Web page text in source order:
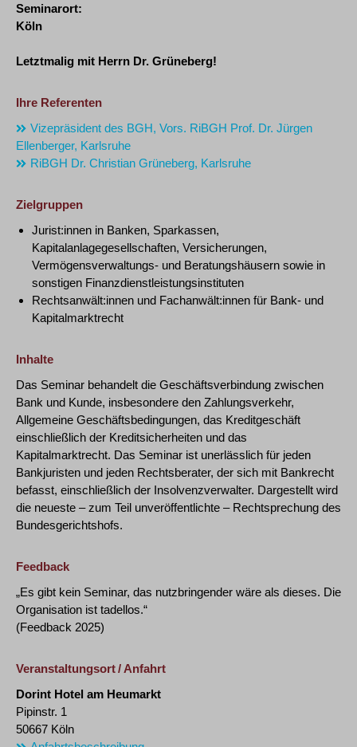
Seminarort:
Köln
Letztmalig mit Herrn Dr. Grüneberg!
Ihre Referenten
Vizepräsident des BGH, Vors. RiBGH Prof. Dr. Jürgen
Ellenberger, Karlsruhe
RiBGH Dr. Christian Grüneberg, Karlsruhe
Zielgruppen
Jurist:innen in Banken, Sparkassen,
Kapitalanlagegesellschaften, Versicherungen,
Vermögensverwaltungs- und Beratungshäusern sowie in
sonstigen Finanzdienstleistungsinstituten
Rechtsanwält:innen und Fachanwält:innen für Bank- und
Kapitalmarktrecht
Inhalte
Das Seminar behandelt die Geschäftsverbindung zwischen
Bank und Kunde, insbesondere den Zahlungsverkehr,
Allgemeine Geschäftsbedingungen, das Kreditgeschäft
einschließlich der Kreditsicherheiten und das
Kapitalmarktrecht. Das Seminar ist unerlässlich für jeden
Bankjuristen und jeden Rechtsberater, der sich mit Bankrecht
befasst, einschließlich der Insolvenzverwalter. Dargestellt wird
die neueste – zum Teil unveröffentlichte – Rechtsprechung des
Bundesgerichtshofs.
Feedback
„Es gibt kein Seminar, das nutzbringender wäre als dieses. Die
Organisation ist tadellos.“
(Feedback 2025)
Veranstaltungsort / Anfahrt
Dorint Hotel am Heumarkt
Pipinstr. 1
50667 Köln